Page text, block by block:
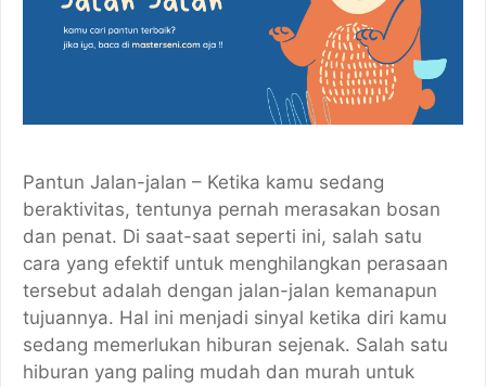
Pantun Jalan-jalan – Ketika kamu sedang
beraktivitas, tentunya pernah merasakan bosan
dan penat. Di saat-saat seperti ini, salah satu
cara yang efektif untuk menghilangkan perasaan
tersebut adalah dengan jalan-jalan kemanapun
tujuannya. Hal ini menjadi sinyal ketika diri kamu
sedang memerlukan hiburan sejenak. Salah satu
hiburan yang paling mudah dan murah untuk